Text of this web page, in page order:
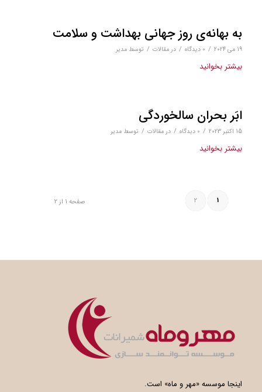
به بهانه‌ی روز جهانی بهداشت و سلامت
19 می 2024 / 0 دیدگاه‌ / در مقالات / توسط مدیر
بیشتر بخوانید
ابَر بحران سالخوردگی
15 اکتبر 2023 / 0 دیدگاه‌ / در مقالات / توسط مدیر
بیشتر بخوانید
صفحه 1 از 2 1
2
اینجا موسسه «مهر و ماه» است.